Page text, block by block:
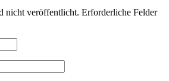
nicht veröffentlicht. Erforderliche Felder